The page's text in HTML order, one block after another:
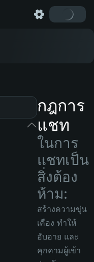
กฎการ
แชท
ในการ
แชทเป็น
สิ่งต้อง
ห้าม:
สร้างความขุ่น
เคือง ทำให้
อับอาย และ
คุกคามผู้เข้า